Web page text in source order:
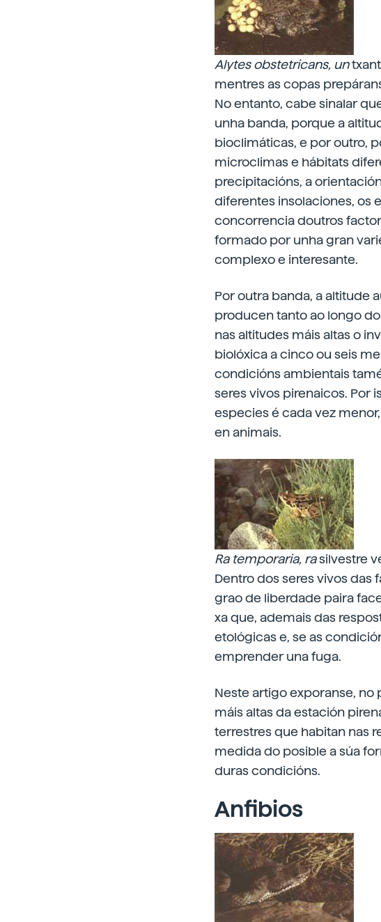
Alytes obstetricans, un
mentres as copas
No entanto, cabe sinalar
unha banda, porque a
bioclimáticas, e por outro,
microclimas e hábitats
precipitacións, a
diferentes insolaciones, os
concorrencia doutros
formado por unha gran
complexo e interesante.
Por outra banda, a altitude
producen tanto ao longo
nas altitudes máis altas o
biolóxica a cinco ou seis
condicións ambientais
seres vivos pirenaicos. Por
especies é cada vez
en animais.
Ra temporaria, rasilvestre
Dentro dos seres vivos das
grao de liberdade paira
xa que, ademais das
etológicas e, se as
emprender una fuga.
Neste artigo exporanse, no
máis altas da estación
terrestres que habitan nas
medida do posible a súa
duras condicións.
Anfibios